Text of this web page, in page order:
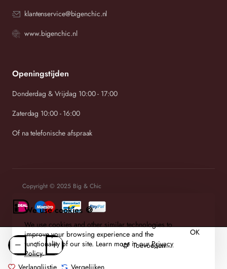
We use cookies 🍪
We use cookies and other similar technologies to
improve your browsing experience and the
functionality of our site. Learn more in ourPrivacy
Policy.
OK
Toevoegen
Verlanglijstje Vergelijken
klantenservice@bigenchic.nl
www.bigenchic.nl
Openingstijden
Donderdag & Vrijdag 10:00 - 17:00
Zaterdag 10:00 - 16:00
Of na telefonische afspraak
Copyright © 2025 Big & Chic